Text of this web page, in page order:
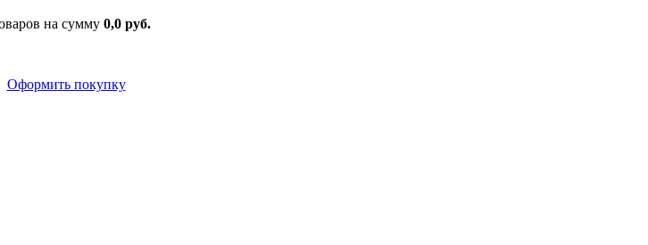
на сумму 0,0 руб.
Оформить покупку